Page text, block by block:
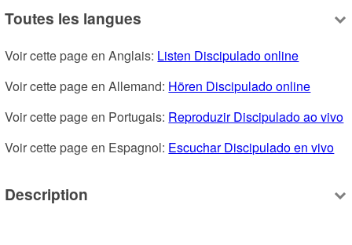
Toutes les langues
Voir cette page en Anglais: Listen Discipulado online
Voir cette page en Allemand: Hören Discipulado online
Voir cette page en Portugais: Reproduzir Discipulado ao vivo
Voir cette page en Espagnol: Escuchar Discipulado en vivo
Description